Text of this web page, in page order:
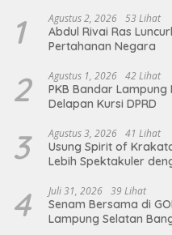
1 Agustus 2, 2026 53 Lihat
Abdul Rivai Ras
Pertahanan Negara
2 Agustus 1, 2026 42 Lihat
PKB Bandar
Delapan Kursi DPRD
3 Agustus 3, 2026 41 Lihat
Usung Spirit of
Lebih Spektakuler
4 Juli 31, 2026 39 Lihat
Senam Bersama di
Lampung Selatan